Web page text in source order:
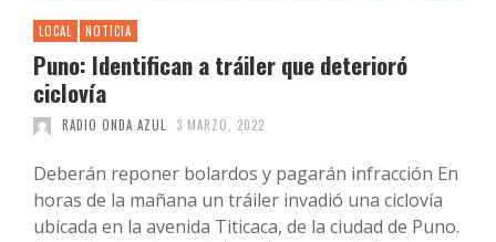
LOCAL NOTICIA
Puno: Identifican a tráiler que deterioró
ciclovía
RADIO ONDA AZUL 3 MARZO, 2022
Deberán reponer bolardos y pagarán infracción En
horas de la mañana un tráiler invadió una ciclovía
ubicada en la avenida Titicaca, de la ciudad de Puno.